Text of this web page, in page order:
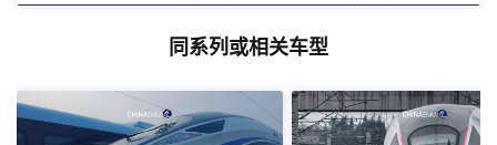
同系列或相关车型